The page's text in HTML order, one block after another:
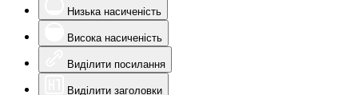
Низька насиченість
Висока насиченість
Виділити посилання
Виділити заголовки